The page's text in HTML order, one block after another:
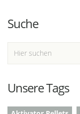
Suche
Unsere Tags